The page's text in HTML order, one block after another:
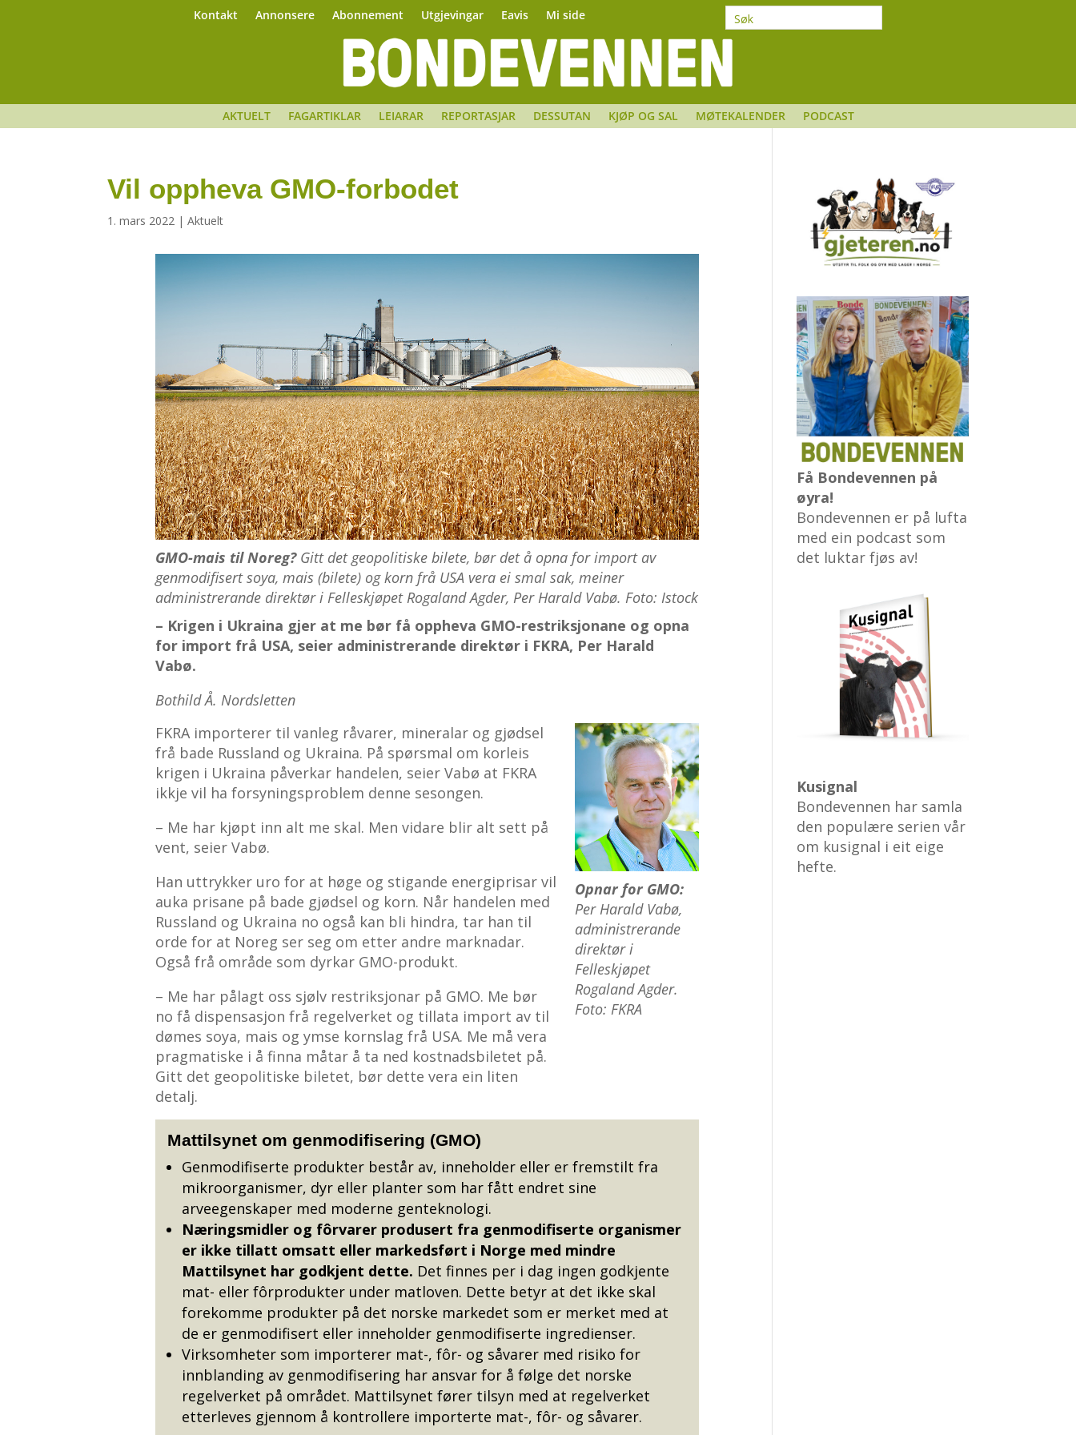
Kontakt Annonsere Abonnement Utgjevingar Eavis Mi side
AKTUELT FAGARTIKLAR LEIARAR REPORTASJAR DESSUTAN KJØP OG SAL MØTEKALENDER PODCAST
Vil oppheva GMO-forbodet
1. mars 2022 |Aktuelt
GMO-mais til Noreg?Gitt det geopolitiske bilete, bør det å opna for import av
genmodifisert soya, mais (bilete) og korn frå USA vera ei smal sak, meiner
administrerande direktør i Felleskjøpet Rogaland Agder, Per Harald Vabø. Foto: Istock
– Krigen i Ukraina gjer at me bør få oppheva GMO-restriksjonane og opna
for import frå USA, seier administrerande direktør i FKRA, Per Harald
Vabø.
Bothild Å. Nordsletten
FKRA importerer til vanleg råvarer, mineralar og gjødsel
frå bade Russland og Ukraina. På spørsmal om korleis
krigen i Ukraina påverkar handelen, seier Vabø at FKRA
ikkje vil ha forsyningsproblem denne sesongen.
– Me har kjøpt inn alt me skal. Men vidare blir alt sett på
vent, seier Vabø.
Han uttrykker uro for at høge og stigande energiprisar vil
auka prisane på bade gjødsel og korn. Når handelen med
Russland og Ukraina no også kan bli hindra, tar han til
orde for at Noreg ser seg om etter andre marknadar.
Også frå område som dyrkar GMO-produkt.
– Me har pålagt oss sjølv restriksjonar på GMO. Me bør
no få dispensasjon frå regelverket og tillata import av til
dømes soya, mais og ymse kornslag frå USA. Me må vera
pragmatiske i å finna måtar å ta ned kostnadsbiletet på.
Gitt det geopolitiske biletet, bør dette vera ein liten
detalj.
Opnar for GMO:
Per Harald Vabø,
administrerande
direktør i
Felleskjøpet
Rogaland Agder.
Foto: FKRA
Mattilsynet om genmodifisering (GMO)
Genmodifiserte produkter består av, inneholder eller er fremstilt fra
mikroorganismer, dyr eller planter som har fått endret sine
arveegenskaper med moderne genteknologi.
Næringsmidler og fôrvarer produsert fra genmodifiserte organismer
er ikke tillatt omsatt eller markedsført i Norge med mindre
Mattilsynet har godkjent dette. Det finnes per i dag ingen godkjente
mat- eller fôrprodukter under matloven. Dette betyr at det ikke skal
forekomme produkter på det norske markedet som er merket med at
de er genmodifisert eller inneholder genmodifiserte ingredienser.
Virksomheter som importerer mat-, fôr- og såvarer med risiko for
innblanding av genmodifisering har ansvar for å følge det norske
regelverket på området. Mattilsynet fører tilsyn med at regelverket
etterleves gjennom å kontrollere importerte mat-, fôr- og såvarer.
Få Bondevennen på
øyra!
Bondevennen er på lufta
med ein podcast som
det luktar fjøs av!
Kusignal
Bondevennen har samla
den populære serien vår
om kusignal i eit eige
hefte.